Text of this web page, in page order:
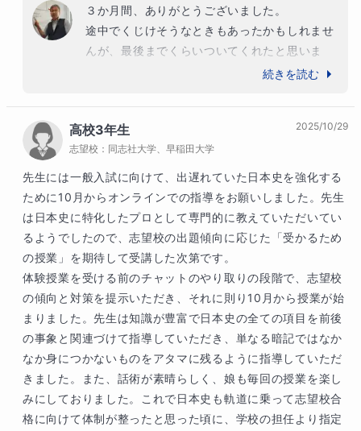
３か月間、ありがとうございました。
途中でくじけそうなときもあったかもしれませ
んが、最後までくらいついてくれたと思いま
に取り組んでください。
結果はついてくると思います。
続きを読む
高校3年生
志望校： 同志社大学、早稲田大学
2025/10/29
先生には一般入試に向けて、出遅れていた日本史を強化する
ために10月からオンラインでの指導をお願いしました。先生
は日本史に特化したプロとして専門的に教えていただいてい
るようでしたので、志望校の出題傾向に応じた「受かるため
の授業」を期待して受講した次第です。
体験授業を受ける前のチャットのやり取りの段階で、志望校
の傾向と対策を提示いただき、それに則り10月から授業が始
まりました。先生は知識が豊富で日本史の全ての項目を前後
の事象と関連づけて指導していただき、単なる暗記ではなか
なか身につかないものをアタマに残るように指導していただ
きました。また、話術が素晴らしく、娘も毎回の授業を楽し
みにしておりました。これで日本史も軌道に乗って志望校合
格に向けて体制が整ったと思った頃に、学校の担任より指定